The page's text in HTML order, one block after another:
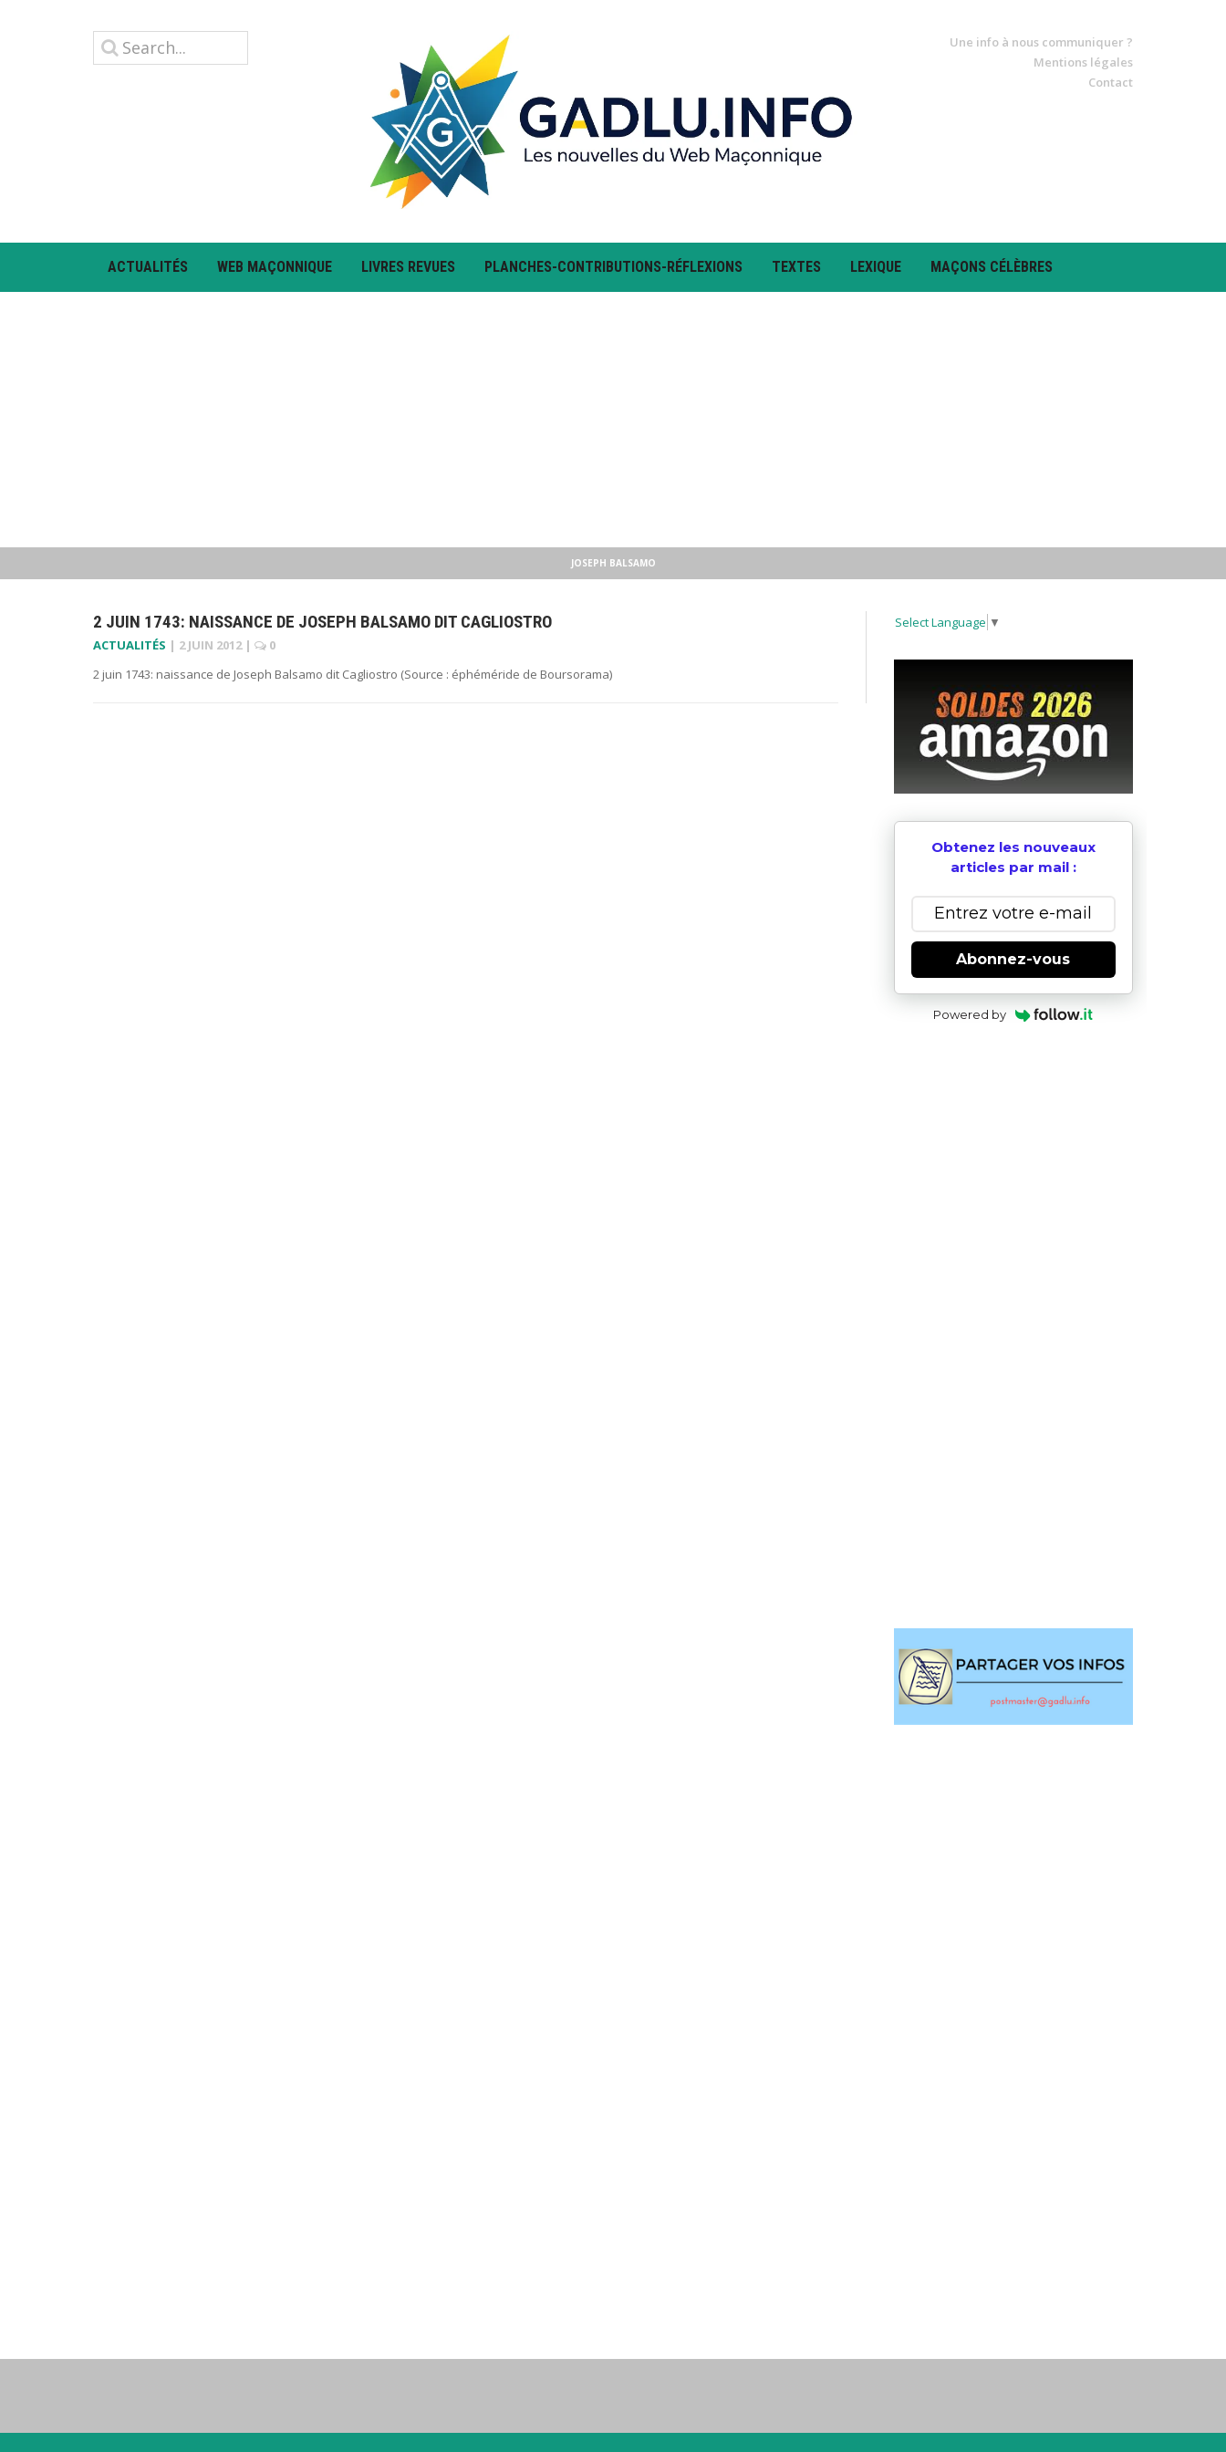
Une info à nous communiquer ?
Mentions légales
Contact
ACTUALITÉS WEB MAÇONNIQUE LIVRES REVUES PLANCHES-CONTRIBUTIONS-RÉFLEXIONS TEXTES LEXIQUE MAÇONS CÉLÈBRES
JOSEPH BALSAMO
2 JUIN 1743: NAISSANCE DE JOSEPH BALSAMO DIT CAGLIOSTRO
ACTUALITÉS | 2 JUIN 2012 |
0
2 juin 1743: naissance de Joseph Balsamo dit Cagliostro (Source : éphéméride de Boursorama)
Select Language ▼
Obtenez les nouveaux
articles par mail :
Abonnez-vous
Powered by